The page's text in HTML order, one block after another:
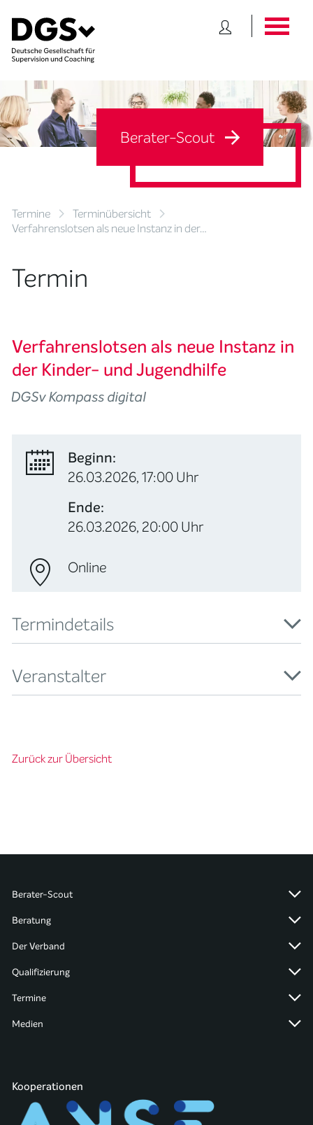
Termine
Terminübersicht
Verfahrenslotsen als neue Instanz in der…
Berater-Scout
Termin
Verfahrenslotsen als neue Instanz in
der Kinder- und Jugendhilfe
DGSv Kompass digital
Beginn:
26.03.2026, 17:00 Uhr
Ende:
26.03.2026, 20:00 Uhr
Online
Termindetails
Veranstalter
Zurück zur Übersicht
Berater-Scout
Beratung
Der Verband
Qualifizierung
Termine
Medien
Kooperationen